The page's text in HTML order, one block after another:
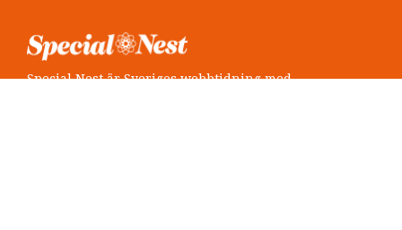
Special Nest är Sveriges webbtidning med